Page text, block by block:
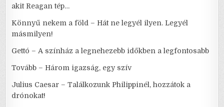
akit Reagan tép…
Könnyű nekem a föld – Hát ne legyél ilyen. Legyél
másmilyen!
Gettó – A színház a legnehezebb időkben a legfontosabb
Tovább – Három igazság, egy szív
Julius Caesar – Találkozunk Philippinél, hozzátok a
drónokat!